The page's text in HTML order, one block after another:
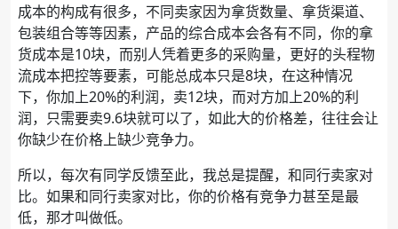
成本的构成有很多，不同卖家因为拿货数量、拿货渠道、
包装组合等等因素，产品的综合成本会各有不同，你的拿
货成本是10块，而别人凭着更多的采购量，更好的头程物
流成本把控等要素，可能总成本只是8块，在这种情况
下，你加上20%的利润，卖12块，而对方加上20%的利
润，只需要卖9.6块就可以了，如此大的价格差，往往会让
你缺少在价格上缺少竞争力。
所以，每次有同学反馈至此，我总是提醒，和同行卖家对
比。如果和同行卖家对比，你的价格有竞争力甚至是最
低，那才叫做低。